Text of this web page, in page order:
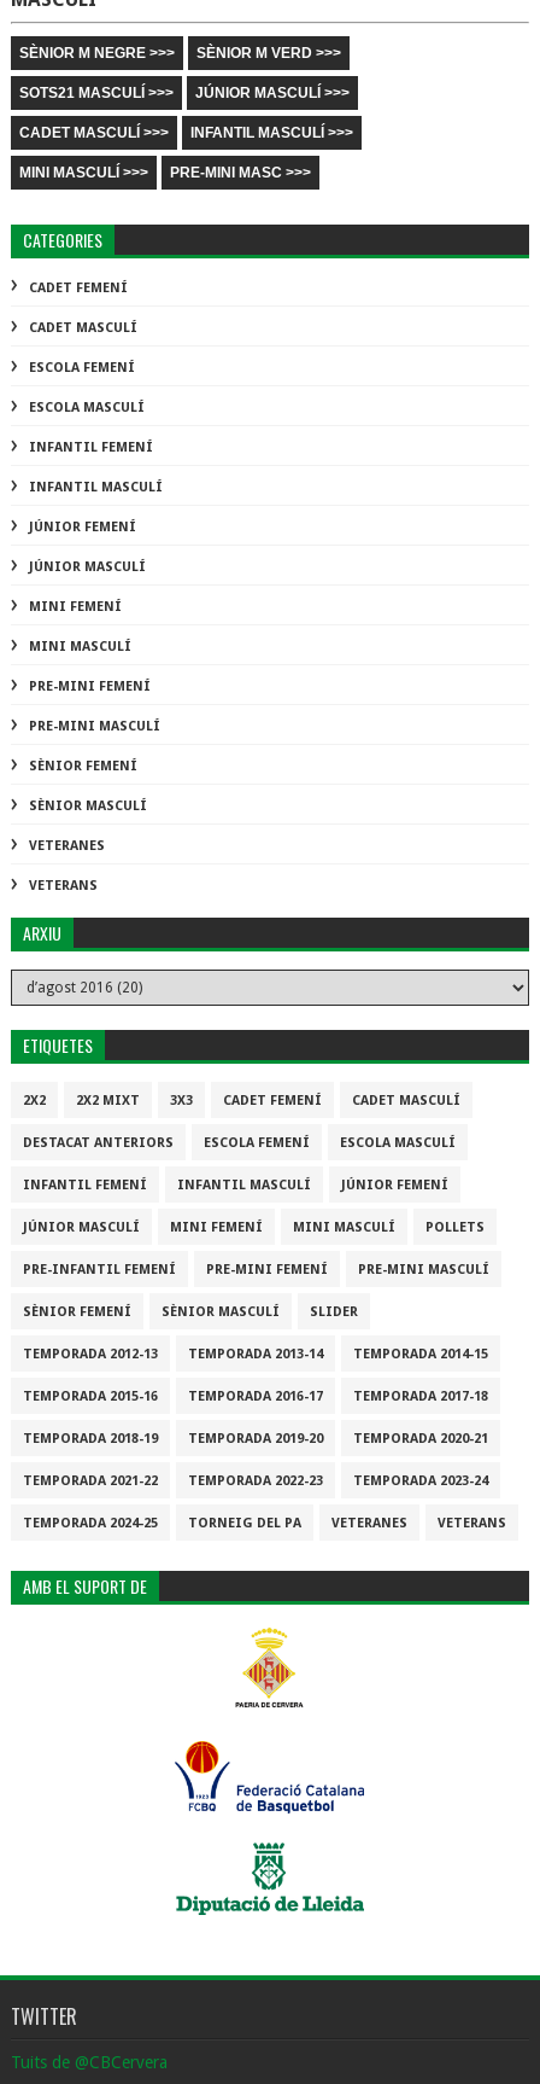
SÈNIOR M NEGRE >>> SÈNIOR M VERD >>>
SOTS21 MASCULÍ >>> JÚNIOR MASCULÍ >>>
CADET MASCULÍ >>> INFANTIL MASCULÍ >>>
MINI MASCULÍ >>> PRE-MINI MASC >>>
CATEGORIES
CADET FEMENÍ
CADET MASCULÍ
ESCOLA FEMENÍ
ESCOLA MASCULÍ
INFANTIL FEMENÍ
INFANTIL MASCULÍ
JÚNIOR FEMENÍ
JÚNIOR MASCULÍ
MINI FEMENÍ
MINI MASCULÍ
PRE-MINI FEMENÍ
PRE-MINI MASCULÍ
SÈNIOR FEMENÍ
SÈNIOR MASCULÍ
VETERANES
VETERANS
ARXIU
ETIQUETES
2X2 2X2 MIXT 3X3 CADET FEMENÍ CADET MASCULÍ
DESTACAT ANTERIORS ESCOLA FEMENÍ ESCOLA MASCULÍ
INFANTIL FEMENÍ INFANTIL MASCULÍ JÚNIOR FEMENÍ
JÚNIOR MASCULÍ MINI FEMENÍ MINI MASCULÍ POLLETS
PRE-INFANTIL FEMENÍ PRE-MINI FEMENÍ PRE-MINI MASCULÍ
SÈNIOR FEMENÍ SÈNIOR MASCULÍ SLIDER
TEMPORADA 2012-13 TEMPORADA 2013-14 TEMPORADA 2014-15
TEMPORADA 2015-16 TEMPORADA 2016-17 TEMPORADA 2017-18
TEMPORADA 2018-19 TEMPORADA 2019-20 TEMPORADA 2020-21
TEMPORADA 2021-22 TEMPORADA 2022-23 TEMPORADA 2023-24
TEMPORADA 2024-25 TORNEIG DEL PA VETERANES VETERANS
AMB EL SUPORT DE
TWITTER
Tuits de @CBCervera